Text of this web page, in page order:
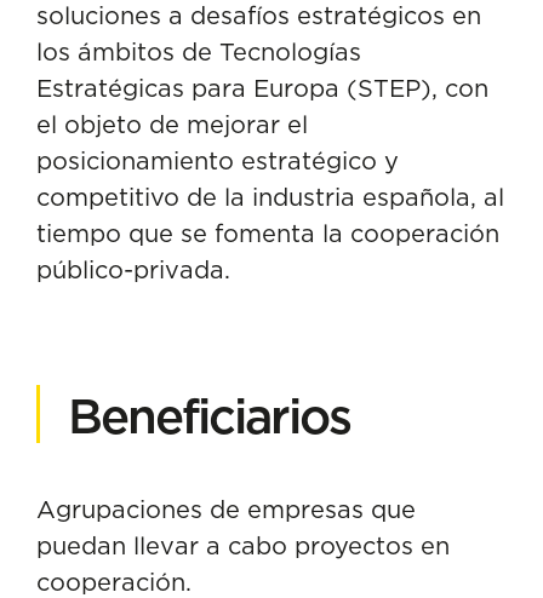
soluciones a desafíos estratégicos en
los ámbitos de Tecnologías
Estratégicas para Europa (STEP), con
el objeto de mejorar el
posicionamiento estratégico y
competitivo de la industria española, al
tiempo que se fomenta la cooperación
público-privada.
Beneficiarios
Agrupaciones de empresas que
puedan llevar a cabo proyectos en
cooperación.